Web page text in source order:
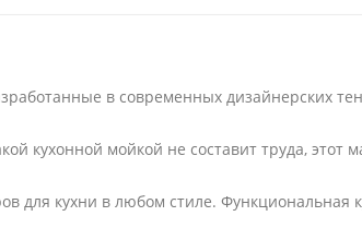
в современных дизайнерских
кухонной мойкой не составит труда, этот
для кухни в любом стиле. Функциональная